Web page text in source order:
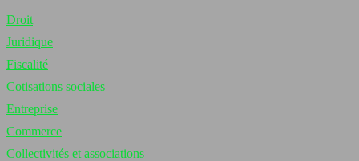
Droit
Juridique
Fiscalité
Cotisations sociales
Entreprise
Commerce
Collectivités et associations